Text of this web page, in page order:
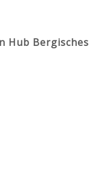
Hub Bergisches